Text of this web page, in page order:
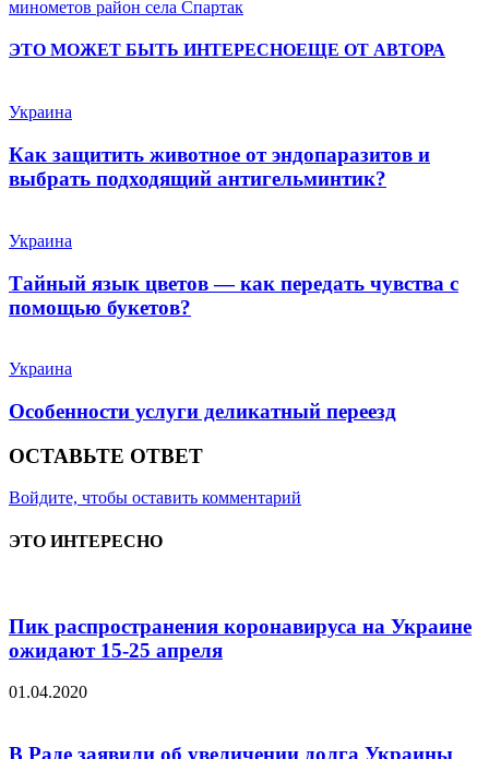
минометов район села Спартак
ЭТО МОЖЕТ БЫТЬ ИНТЕРЕСНОЕЩЕ ОТ АВТОРА
Украина
Как защитить животное от эндопаразитов и
выбрать подходящий антигельминтик?
Украина
Тайный язык цветов — как передать чувства с
помощью букетов?
Украина
Особенности услуги деликатный переезд
ОСТАВЬТЕ ОТВЕТ
Войдите, чтобы оставить комментарий
ЭТО ИНТЕРЕСНО
Пик распространения коронавируса на Украине
ожидают 15-25 апреля
01.04.2020
В Раде заявили об увеличении долга Украины